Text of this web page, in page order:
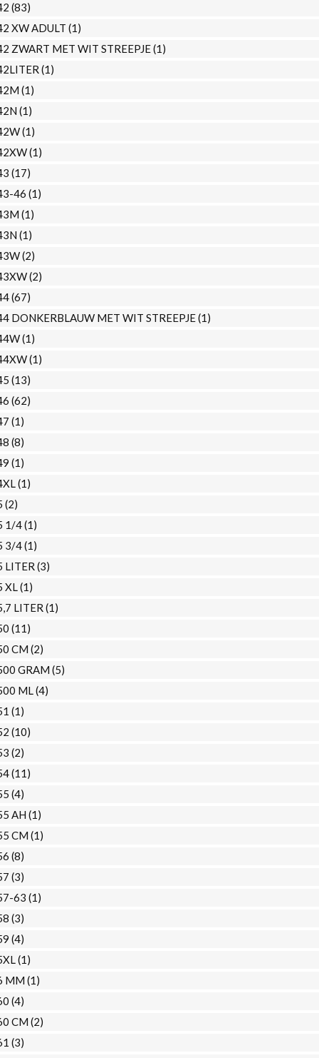
(83)
XW ADULT (1)
ZWART MET WIT STREEPJE(1)
(1)
(1)
(1)
(1)
(1)
(17)
46 (1)
(1)
(1)
(2)
(2)
(67)
DONKERBLAUW MET WIT STREEPJE(1)
(1)
(1)
(13)
(62)
(1)
(8)
(1)
(1)
(2)
1/4(1)
3/4(1)
LITER (3)
XL(1)
LITER (1)
(11)
CM (2)
GRAM (5)
ML(4)
(1)
(10)
(2)
(11)
(4)
AH (1)
CM (1)
(8)
(3)
63 (1)
(3)
(4)
(1)
MM (1)
(4)
CM (2)
(3)